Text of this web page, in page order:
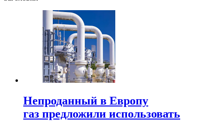
Непроданный в Европу
газ предложили использовать